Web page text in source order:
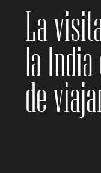
La
la
de